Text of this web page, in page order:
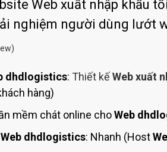
Bảng
Bảng
Web xuất nhập khẩu
nghiệm người dùng lướt
dhdlogistics: Thiết kếWeb xuất
hàng)
mềm chát online choWeb
Web dhdlogistics: Nhanh (Host